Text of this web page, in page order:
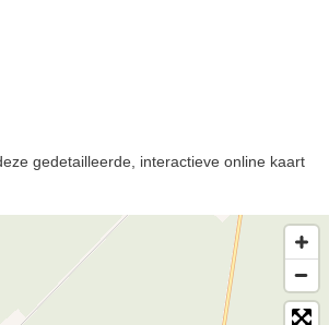
gedetailleerde, interactieve online kaart